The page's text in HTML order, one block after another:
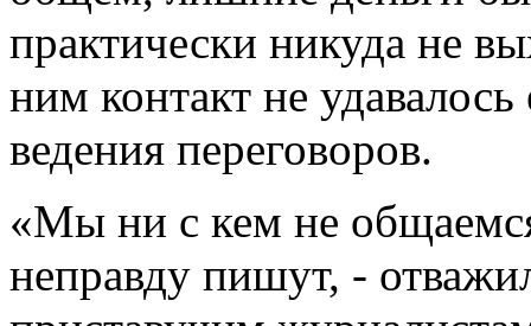
практически никуда не
ним контакт не
ведения переговоров.
«Мы ни с кем не
неправду пишут, -